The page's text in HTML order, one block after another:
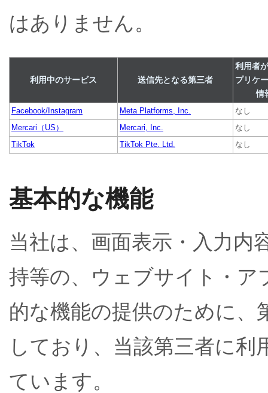
はありません。
利用中のサービス 送信先となる第三者
利用者
プリケ
情
Facebook/Instagram Meta Platforms, Inc.
なし
Mercari（US）
Mercari, Inc.
なし
TikTok
TikTok Pte. Ltd. なし
基本的な機能
当社は、画面表示・入力内
持等の、ウェブサイト・ア
的な機能の提供のために、
しており、当該第三者に
ています。